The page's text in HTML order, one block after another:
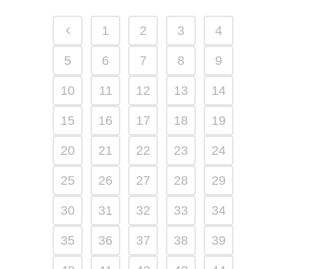
1 2 3 4
5 6 7 8 9
10 11 12 13 14
15 16 17 18 19
20 21 22 23 24
25 26 27 28 29
30 31 32 33 34
35 36 37 38 39